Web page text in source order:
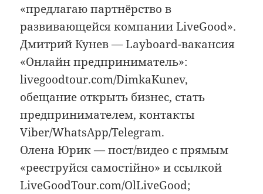
«предлагаю партнёрство в
развивающейся компании LiveGood».
Дмитрий Кунев — Layboard-вакансия
«Онлайн предприниматель»:
livegoodtour.com/DimkaKunev,
обещание открыть бизнес, стать
предпринимателем, контакты
Viber/WhatsApp/Telegram.
Олена Юрик — пост/видео с прямым
«реєструйся самостійно» и ссылкой
LiveGoodTour.com/OlLiveGood;